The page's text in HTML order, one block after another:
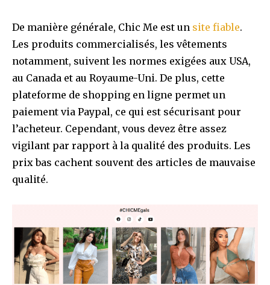
De manière générale, Chic Me est un site fiable.
Les produits commercialisés, les vêtements
notamment, suivent les normes exigées aux USA,
au Canada et au Royaume-Uni. De plus, cette
plateforme de shopping en ligne permet un
paiement via Paypal, ce qui est sécurisant pour
l’acheteur. Cependant, vous devez être assez
vigilant par rapport à la qualité des produits. Les
prix bas cachent souvent des articles de mauvaise
qualité.